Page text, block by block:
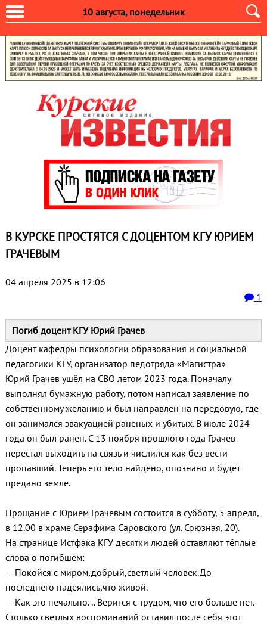
10 августа, понедельник
В КУРСКЕ ПРОСТЯТСЯ С ДОЦЕНТОМ КГУ ЮРИЕМ
ГРАЧЕВЫМ
04 апреля 2025 в 12:06
1
Погиб доцент КГУ Юрий Грачев
Доцент кафедры психологии образования и социальной
педагогики КГУ, организатор педотряда «Магистра»
Юрий Грачев ушёл на СВО летом 2023 года. Поначалу
выполнял бумажную работу, потом написал заявление по
собственному желанию и был направлен на передовую, где
он занимался эвакуацией раненых и убитых. В июле 2024
года он был ранен. С 13 ноября прошлого года Грачев
перестал выходить на связь и числился как без вести
пропавший. Теперь его тело найдено, опознано и будет
предано земле.
Прощание с Юрием Грачевым состоится в субботу, 5 апреля,
в 12.00 в храме Серафима Саровского (ул. Союзная, 20).
На странице Истфака КГУ десятки людей оставляют тёплые
слова о погибшем:
— Покойся с миром,добрый,светлый человек.До
последнего надеялись,что живой.
— Как это печально. .. Верится с трудом, что его больше нет.
Столько светлых воспоминаний оставил после себя этот